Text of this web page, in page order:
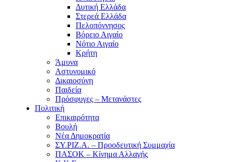
Δυτική Ελλάδα
Στερεά Ελλάδα
Πελοπόννησος
Βόρειο Αιγαίο
Νότιο Αιγαίο
Κρήτη
Άμυνα
Αστυνομικό
Δικαιοσύνη
Παιδεία
Πρόσφυγες – Μετανάστες
Πολιτική
Επικαιρότητα
Βουλή
Νέα Δημοκρατία
ΣΥ.ΡΙΖ.Α. – Προοδευτική Συμμαχία
ΠΑΣΟΚ – Κίνημα Αλλαγής